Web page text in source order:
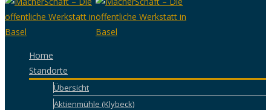
Home
Standorte
Übersicht
Aktienmühle (Klybeck)